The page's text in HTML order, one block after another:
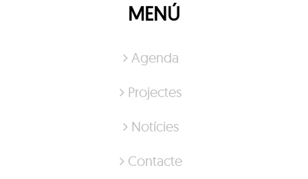
MENÚ
Agenda
Projectes
Notícies
Contacte